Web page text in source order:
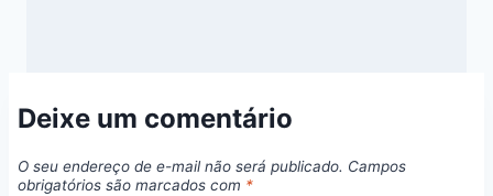
Deixe um comentário
O seu endereço de e-mail não será publicado. Campos
obrigatórios são marcados com *